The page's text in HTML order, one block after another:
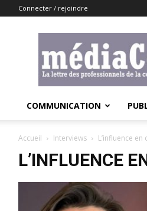
Connecter / rejoindre
COMMUNICATION
Accueil Interviews L’influence
L’INFLUENCE